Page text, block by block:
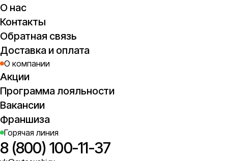
О нас
Контакты
Обратная связь
Доставка и оплата
О компании
Акции
Программа лояльности
Вакансии
Франшиза
Горячая линия
8 (800) 100-11-37